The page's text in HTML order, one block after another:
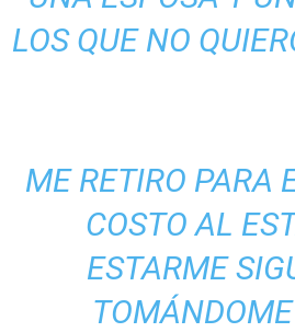
LOS QUE NO
ME RETIRO PARA
COSTO AL
ESTARME